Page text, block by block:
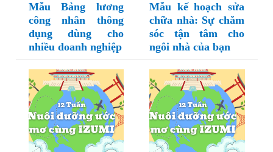
Mẫu Bảng lương
công nhân thông
dụng dùng cho
nhiều doanh nghiệp
Mẫu kế hoạch sửa
chữa nhà: Sự chăm
sóc tận tâm cho
ngôi nhà của bạn